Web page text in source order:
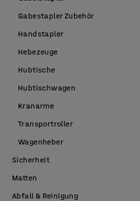
Gabestapler Zubehör
Handstapler
Hebezeuge
Hubtische
Hubtischwagen
Kranarme
Transportroller
Wagenheber
Sicherheit
Matten
Abfall & Reinigung